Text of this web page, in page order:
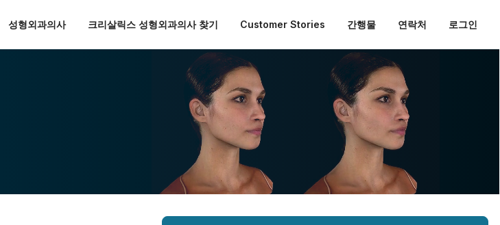
성형외과의사 크리살릭스 성형외과의사 찾기 Customer Stories 간행물 연락처 로그인